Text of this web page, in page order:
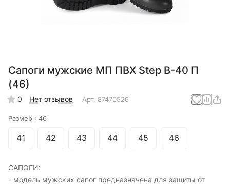
Сапоги мужские МП ПВХ Step B-40 П
(46)
0 Нет отзывов Арт. 87470526
Размер : 46
41 42 43 44 45 46
САПОГИ:
- модель мужских сапог предназначена для защиты от